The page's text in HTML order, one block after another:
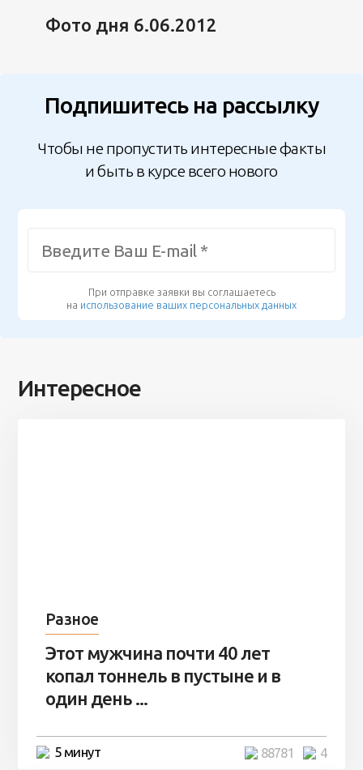
Фото дня 6.06.2012
Подпишитесь на рассылку
Чтобы не пропустить интересные факты
и быть в курсе всего нового
При отправке заявки вы соглашаетесь
на использование ваших персональных данных
Интересное
Разное
Этот мужчина почти 40 лет
копал тоннель в пустыне и в
один день ...
5 минут 4
88781